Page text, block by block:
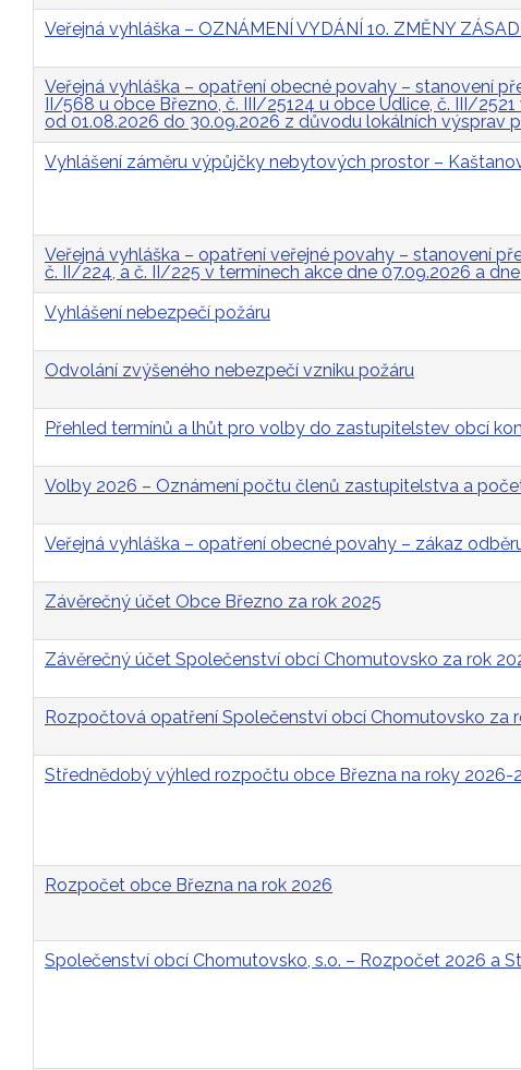
Veřejná vyhláška – OZNÁMENÍ VYDÁNÍ 10. ZMĚNY
Veřejná vyhláška – opatření obecné povahy – stanovení
II/568 u obce Březno, č. III/25124 u obce Údlice, č. III/
od 01.08.2026 do 30.09.2026 z důvodu lokálních výsprav
Vyhlášení záměru výpůjčky nebytových prostor –
Veřejná vyhláška – opatření veřejné povahy – stanovení
č. II/224, a č. II/225 v termínech akce dne 07.09.2026 a dne
Vyhlášení nebezpečí požáru
Odvolání zvýšeného nebezpečí vzniku požáru
Přehled termínů a lhůt pro volby do zastupitelstev obcí
Volby 2026 – Oznámení počtu členů zastupitelstva a
Veřejná vyhláška – opatření obecné povahy – zákaz
Závěrečný účet Obce Březno za rok 2025
Závěrečný účet Společenství obcí Chomutovsko za rok
Rozpočtová opatření Společenství obcí Chomutovsko za
Střednědobý výhled rozpočtu obce Března na roky 2026-
Rozpočet obce Března na rok 2026
Společenství obcí Chomutovsko, s.o. – Rozpočet 2026 a